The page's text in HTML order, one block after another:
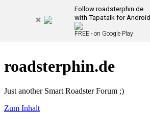
Follow roadsterphin.de
with Tapatalk for Android
FREE - on Google Play
roadsterphin.de
Just another Smart Roadster Forum ;)
Zum Inhalt